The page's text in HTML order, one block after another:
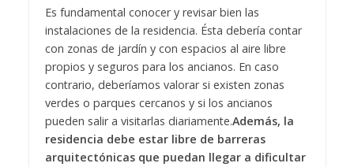
Es fundamental conocer y revisar bien las
instalaciones de la residencia. Ésta debería contar
con zonas de jardín y con espacios al aire libre
propios y seguros para los ancianos. En caso
contrario, deberíamos valorar si existen zonas
verdes o parques cercanos y si los ancianos
pueden salir a visitarlas diariamente.Además, la
residencia debe estar libre de barreras
arquitectónicas que puedan llegar a dificultar